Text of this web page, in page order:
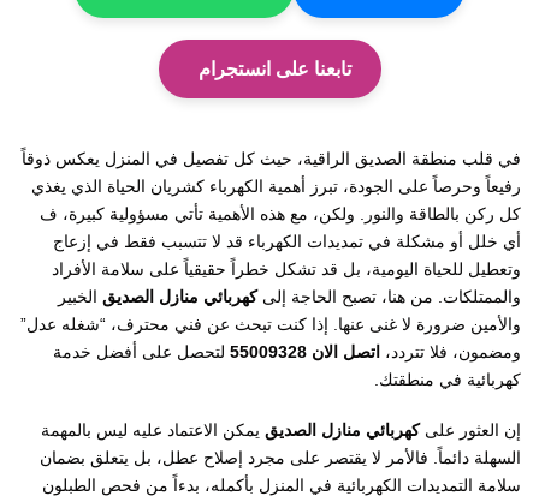
تابعنا على انستجرام
في قلب منطقة الصديق الراقية، حيث كل تفصيل في المنزل يعكس ذوقاً
رفيعاً وحرصاً على الجودة، تبرز أهمية الكهرباء كشريان الحياة الذي يغذي
كل ركن بالطاقة والنور. ولكن، مع هذه الأهمية تأتي مسؤولية كبيرة، ف
أي خلل أو مشكلة في تمديدات الكهرباء قد لا تتسبب فقط في إزعاج
وتعطيل للحياة اليومية، بل قد تشكل خطراً حقيقياً على سلامة الأفراد
والممتلكات. من هنا، تصبح الحاجة إلىكهربائي منازل الصديق الخبير
والأمين ضرورة لا غنى عنها. إذا كنت تبحث عن فني محترف، “شغله عدل”
ومضمون، فلا تتردد، اتصل الان 55009328
لتحصل على أفضل خدمة
كهربائية في منطقتك.
إن العثور علىكهربائي منازل الصديق يمكن الاعتماد عليه ليس بالمهمة
السهلة دائماً. فالأمر لا يقتصر على مجرد إصلاح عطل، بل يتعلق بضمان
سلامة التمديدات الكهربائية في المنزل بأكمله، بدءاً من فحص الطبلون